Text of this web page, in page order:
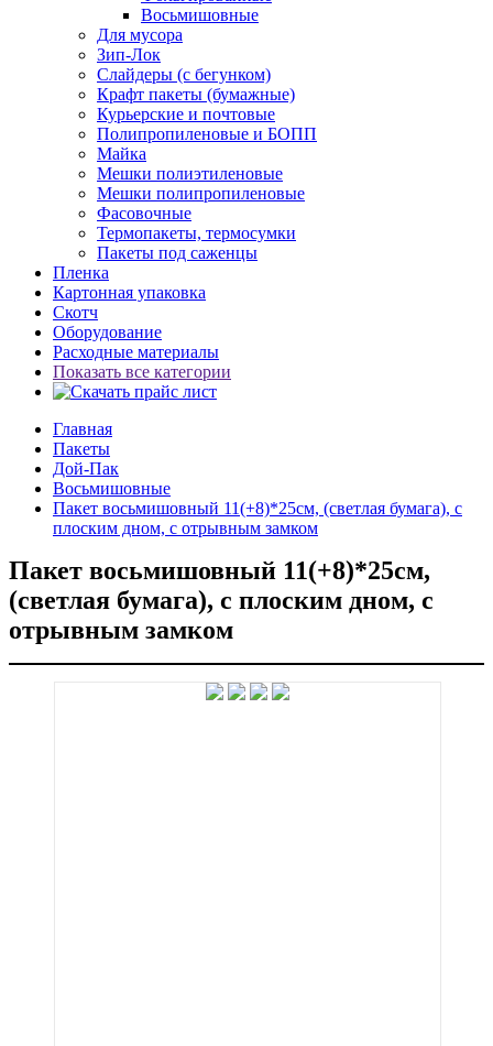
Восьмишовные
Для мусора
Зип-Лок
Слайдеры (с бегунком)
Крафт пакеты (бумажные)
Курьерские и почтовые
Полипропиленовые и БОПП
Майка
Мешки полиэтиленовые
Мешки полипропиленовые
Фасовочные
Термопакеты, термосумки
Пакеты под саженцы
Пленка
Картонная упаковка
Скотч
Оборудование
Расходные материалы
Показать все категории
Главная
Пакеты
Дой-Пак
Восьмишовные
Пакет восьмишовный 11(+8)*25см, (светлая бумага), с
плоским дном, с отрывным замком
Пакет восьмишовный 11(+8)*25см,
(светлая бумага), с плоским дном, с
отрывным замком